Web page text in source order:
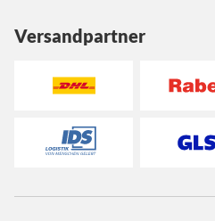
Versandpartner